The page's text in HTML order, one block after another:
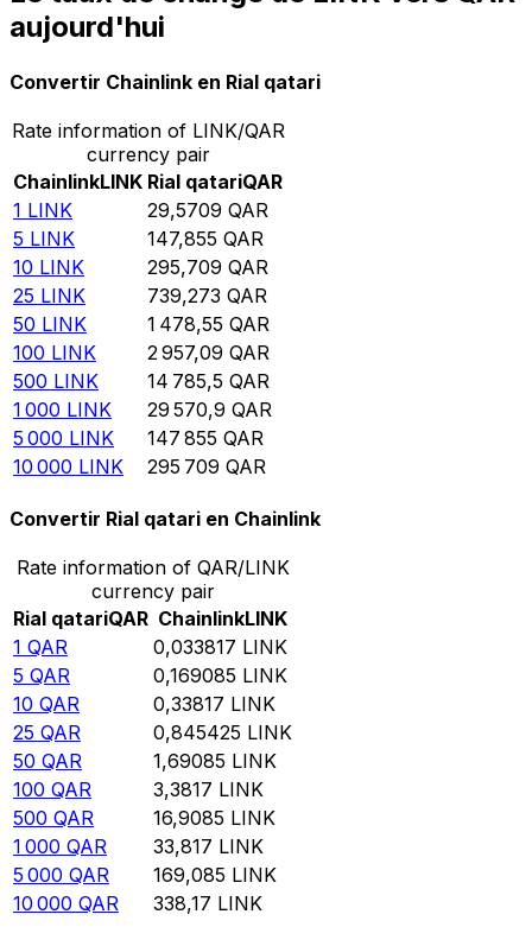
aujourd'hui
Convertir Chainlink en Rial qatari
Rate information of LINK/QAR
currency pair
ChainlinkLINK Rial qatariQAR
1 LINK 29,5709 QAR
5 LINK 147,855 QAR
10 LINK 295,709 QAR
25 LINK 739,273 QAR
50 LINK 1 478,55 QAR
100 LINK 2 957,09 QAR
500 LINK 14 785,5 QAR
1 000 LINK 29 570,9 QAR
5 000 LINK 147 855 QAR
10 000 LINK 295 709 QAR
Convertir Rial qatari en Chainlink
Rate information of QAR/LINK
currency pair
Rial qatariQAR ChainlinkLINK
1 QAR 0,033817 LINK
5 QAR 0,169085 LINK
10 QAR 0,33817 LINK
25 QAR 0,845425 LINK
50 QAR 1,69085 LINK
100 QAR 3,3817 LINK
500 QAR 16,9085 LINK
1 000 QAR 33,817 LINK
5 000 QAR 169,085 LINK
10 000 QAR 338,17 LINK